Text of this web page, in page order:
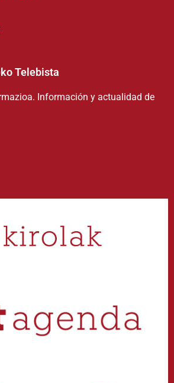
Telebista
Información y actualidad de